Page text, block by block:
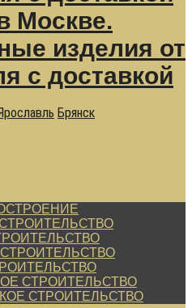
Брянск
СТРОИТЕЛЬСТВО
СТРОИТЕЛЬСТВО